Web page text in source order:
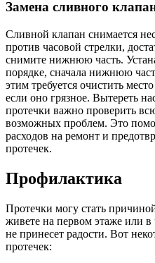
Замена сливного
Сливной клапан снимается
против часовой стрелки,
снимите нижнюю часть.
порядке, сначала нижнюю
этим требуется очистить
если оно грязное. Вытереть
протечки важно проверить
возможных проблем. Это
расходов на ремонт и
протечек.
Профилактика
Протечки могу стать
живете на первом этаже или
не принесет радости. Вот
протечек: